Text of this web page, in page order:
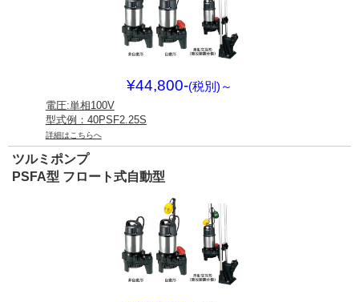
¥44,800-(税別) ～
電圧:単相100V
型式例：40PSF2.25S
詳細はこちらへ
ツルミポンプ
PSFA型 フロート式自動型